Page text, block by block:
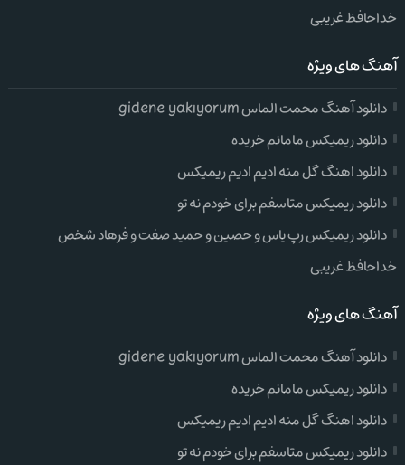
خداحافظ غریبی
آهنگ های ویژه
دانلود آهنگ محمت الماس gidene yakıyorum
دانلود ریمیکس مامانم خریده
دانلود اهنگ گل منه ادیم ادیم ریمیکس
دانلود ریمیکس متاسفم برای خودم نه تو
دانلود ریمیکس رپ یاس و حصین و حمید صفت و فرهاد شخص
خداحافظ غریبی
آهنگ های ویژه
دانلود آهنگ محمت الماس gidene yakıyorum
دانلود ریمیکس مامانم خریده
دانلود اهنگ گل منه ادیم ادیم ریمیکس
دانلود ریمیکس متاسفم برای خودم نه تو